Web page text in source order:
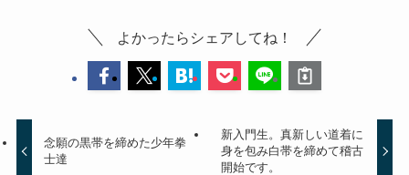
よかったらシェアしてね！
念願の黒帯を締めた少年拳
士達
新入門生。真新しい道着に
身を包み白帯を締めて稽古
開始です。